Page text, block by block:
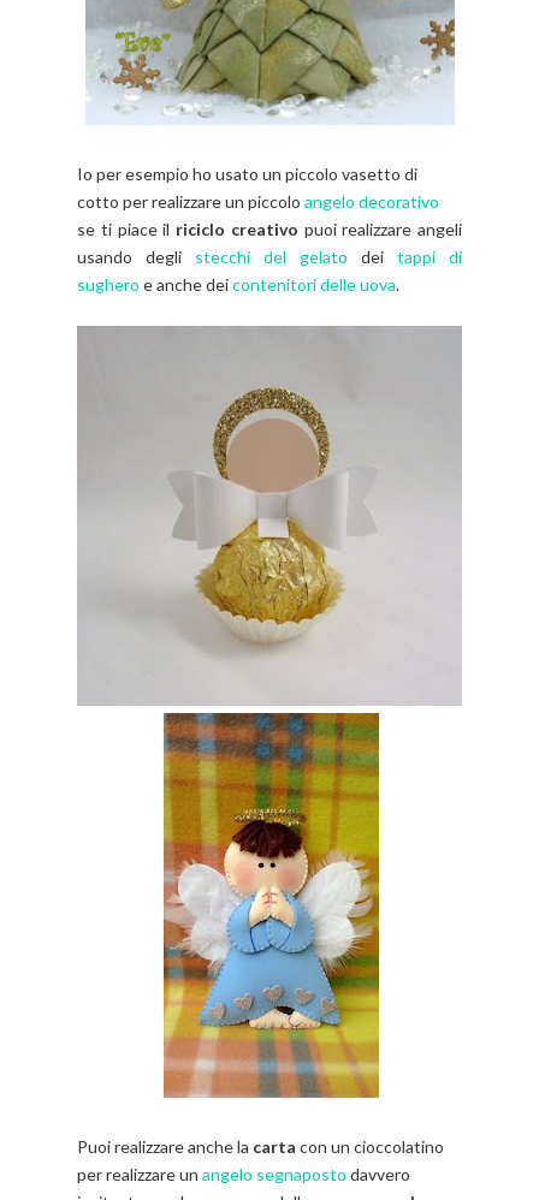
Io per esempio ho usato un piccolo vasetto di
cotto per realizzare un piccolo angelo decorativo
se ti piace il riciclo creativo puoi realizzare angeli
usando degli stecchi del gelato dei tappi di
sughero e anche deicontenitori delle uova.
Puoi realizzare anche la carta con un cioccolatino
per realizzare un angelo segnaposto davvero